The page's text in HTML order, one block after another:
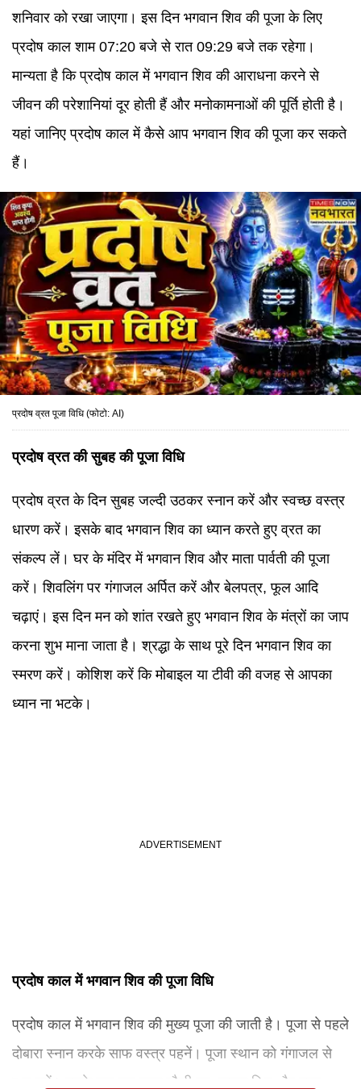
शनिवार को रखा जाएगा। इस दिन भगवान शिव की पूजा के लिए
प्रदोष काल शाम 07:20 बजे से रात 09:29 बजे तक रहेगा।
मान्यता है कि प्रदोष काल में भगवान शिव की आराधना करने से
जीवन की परेशानियां दूर होती हैं और मनोकामनाओं की पूर्ति होती है।
यहां जानिए प्रदोष काल में कैसे आप भगवान शिव की पूजा कर सकते
हैं।
प्रदोष व्रत पूजा विधि (फोटो: AI)
प्रदोष व्रत की सुबह की पूजा विधि
प्रदोष व्रत के दिन सुबह जल्दी उठकर स्नान करें और स्वच्छ वस्त्र
धारण करें। इसके बाद भगवान शिव का ध्यान करते हुए व्रत का
संकल्प लें। घर के मंदिर में भगवान शिव और माता पार्वती की पूजा
करें। शिवलिंग पर गंगाजल अर्पित करें और बेलपत्र, फूल आदि
चढ़ाएं। इस दिन मन को शांत रखते हुए भगवान शिव के मंत्रों का जाप
करना शुभ माना जाता है। श्रद्धा के साथ पूरे दिन भगवान शिव का
स्मरण करें। कोशिश करें कि मोबाइल या टीवी की वजह से आपका
ध्यान ना भटके।
प्रदोष काल में भगवान शिव की पूजा विधि
प्रदोष काल में भगवान शिव की मुख्य पूजा की जाती है। पूजा से पहले
दोबारा स्नान करके साफ वस्त्र पहनें। पूजा स्थान को गंगाजल से
शुद्ध करें। इसके बाद एक साफ चौकी पर भगवान शिव और माता